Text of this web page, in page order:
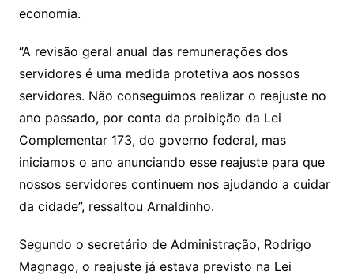
economia.
“A revisão geral anual das remunerações dos
servidores é uma medida protetiva aos nossos
servidores. Não conseguimos realizar o reajuste no
ano passado, por conta da proibição da Lei
Complementar 173, do governo federal, mas
iniciamos o ano anunciando esse reajuste para que
nossos servidores continuem nos ajudando a cuidar
da cidade”, ressaltou Arnaldinho.
Segundo o secretário de Administração, Rodrigo
Magnago, o reajuste já estava previsto na Lei